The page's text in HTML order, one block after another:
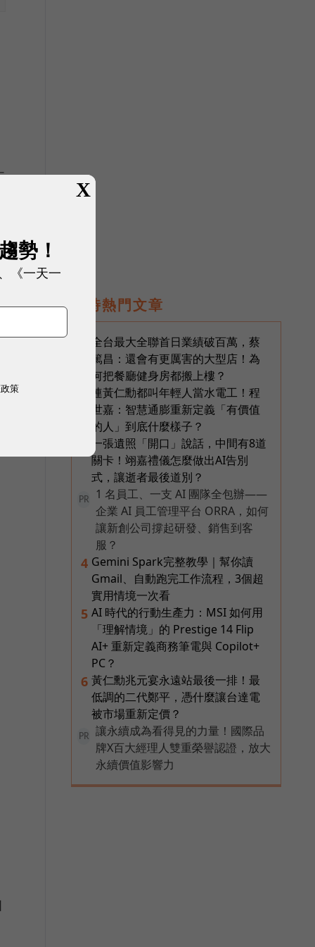
即時熱門文章
全台最大全聯首日業績破百萬，蔡
篤昌：還會有更厲害的大型店！為
何把餐廳健身房都搬上樓？
連黃仁勳都叫年輕人當水電工！程
世嘉：智慧通膨重新定義「有價值
的人」到底什麼樣子？
一張遺照「開口」說話，中間有8道
關卡！翊嘉禮儀怎麼做出AI告別
式，讓逝者最後道別？
PR
1 名員工、一支 AI 團隊全包辦——
企業 AI 員工管理平台 ORRA，如何
讓新創公司撐起研發、銷售到客
服？
4 Gemini Spark完整教學｜幫你讀
Gmail、自動跑完工作流程，3個超
實用情境一次看
5 AI 時代的行動生產力：MSI 如何用
「理解情境」的 Prestige 14 Flip
AI+ 重新定義商務筆電與 Copilot+
PC？
6 黃仁勳兆元宴永遠站最後一排！最
低調的二代鄭平，憑什麼讓台達電
被市場重新定價？
PR
讓永續成為看得見的力量！國際品
牌X百大經理人雙重榮譽認證，放大
永續價值影響力
X
勢！
《一天一
策